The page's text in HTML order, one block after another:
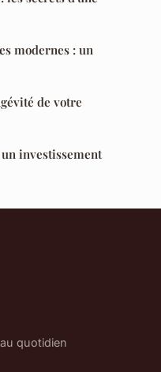
modernes : un
de votre
investissement
quotidien